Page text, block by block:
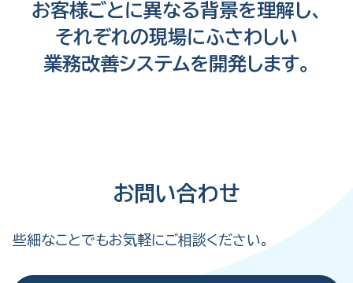
お客様ごとに異なる背景を理解し、
それぞれの現場にふさわしい
業務改善システムを 開発します。
お問い合わせ
些細なことでもお気軽にご相談ください。